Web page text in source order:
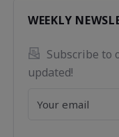
WEEKLY
Subscribe to
updated!